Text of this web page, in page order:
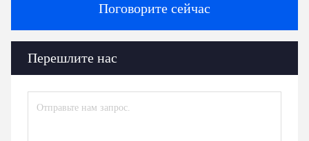
Поговорите сейчас
Перешлите нас